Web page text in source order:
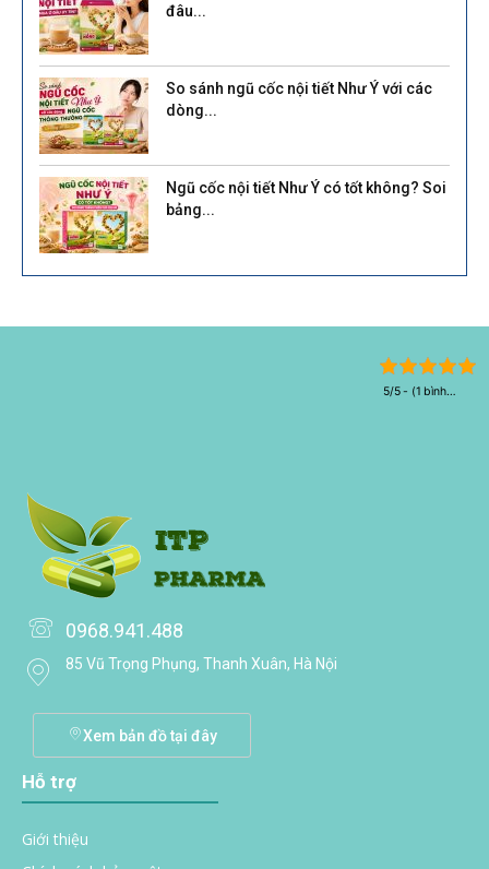
đâu...
So sánh ngũ cốc nội tiết Như Ý với các
dòng...
Ngũ cốc nội tiết Như Ý có tốt không? Soi
bảng...
5/5 - (1 bình
0968.941.488
85 Vũ Trọng Phụng, Thanh Xuân, Hà Nội
Xem bản đồ tại đây
Hỗ trợ
Giới thiệu